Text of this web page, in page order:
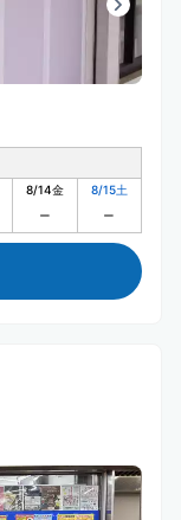
8/14金 8/15土